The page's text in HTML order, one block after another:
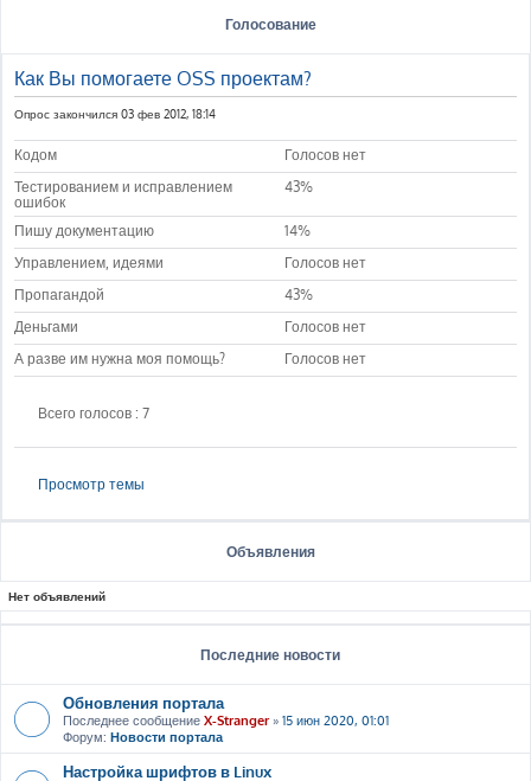
Голосование
Как Вы помогаете OSS проектам?
Опрос закончился 03 фев 2012, 18:14
Кодом
Голосов нет
Тестированием и исправлением
ошибок
43%
Пишу документацию
14%
Управлением, идеями
Голосов нет
Пропагандой
43%
Деньгами
Голосов нет
А разве им нужна моя помощь?
Голосов нет
Всего голосов : 7
Просмотр темы
Объявления
Нет объявлений
Последние новости
Обновления портала
Последнее сообщение X-Stranger» 15 июн 2020, 01:01
Форум: Новости портала
Настройка шрифтов в Linux